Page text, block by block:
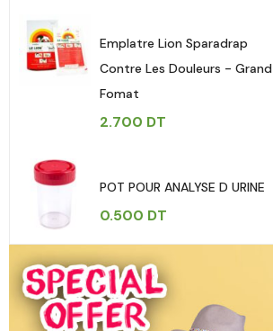
Emplatre Lion Sparadrap
Contre Les Douleurs - Grand
Fomat
2.700 DT
POT POUR ANALYSE D URINE
0.500 DT